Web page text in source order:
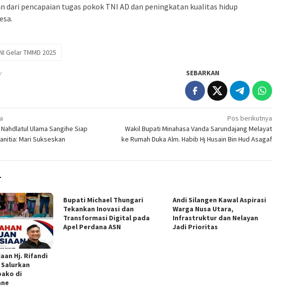
dari pencapaian tugas pokok TNI AD dan peningkatan kualitas hidup
Gelar TMMD 2025
SEBARKAN
Ulama Sangihe Siap
Mari Sukseskan
Pos berikutnya
Wakil Bupati Minahasa Vanda Sarundajang Melayat
ke Rumah Duka Alm. Habib Hj Husain Bin Hud Asagaf
Hj. Rifandi
di
Bupati Michael Thungari
Tekankan Inovasi dan
Transformasi Digital pada
Apel Perdana ASN
Andi Silangen Kawal Aspirasi
Warga Nusa Utara,
Infrastruktur dan Nelayan
Jadi Prioritas